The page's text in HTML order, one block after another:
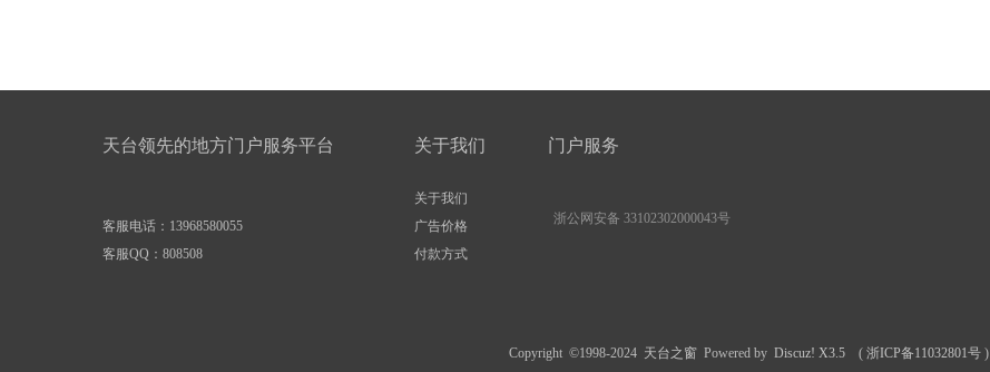
天台领先的地方门户服务平台
客服电话：13968580055
客服QQ： 808508
关于我们
关于我们
广告价格
付款方式
门户服务
浙公网安备 33102302000043号
Copyright ©1998-2024 天台之窗Powered byDiscuz! X3.5( 浙ICP备11032801号)